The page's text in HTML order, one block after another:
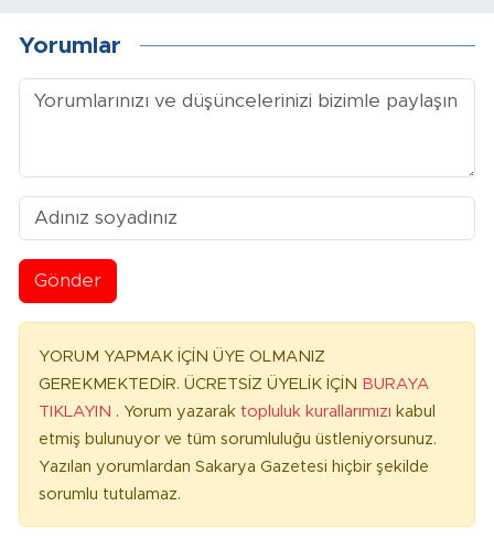
Yorumlar
Gönder
YORUM YAPMAK İÇİN ÜYE OLMANIZ
GEREKMEKTEDİR. ÜCRETSİZ ÜYELİK İÇİN BURAYA
TIKLAYIN . Yorum yazarak topluluk kurallarımızı kabul
etmiş bulunuyor ve tüm sorumluluğu üstleniyorsunuz.
Yazılan yorumlardan Sakarya Gazetesi hiçbir şekilde
sorumlu tutulamaz.